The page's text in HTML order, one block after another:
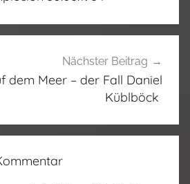
Nächster Beitrag
dem Meer – der Fall Daniel
Küblböck